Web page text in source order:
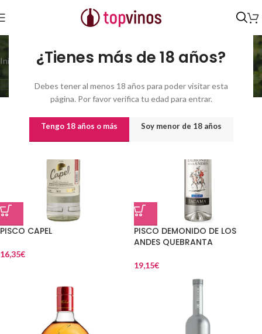
¿Tienes más de 18 años?
Debes tener al menos 18 años para poder visitar esta
página. Por favor verifica tu edad para entrar.
Tengo 18 años o más Soy menor de 18 años
40
Inicio % vol del producto/ 40 Mostrando 1–21 de 152 resultados
Show sidebar
PISCO CAPEL
16,35€
PISCO DEMONIDO DE LOS
ANDES QUEBRANTA
19,15€